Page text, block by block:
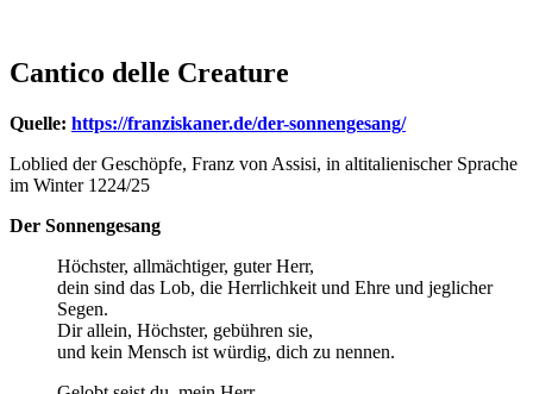
Cantico delle Creature
Quelle: https://franziskaner.de/der-sonnengesang/
Loblied der Geschöpfe, Franz von Assisi, in altitalienischer Sprache
im Winter 1224/25
Der Sonnengesang
Höchster, allmächtiger, guter Herr,
dein sind das Lob, die Herrlichkeit und Ehre und jeglicher
Segen.
Dir allein, Höchster, gebühren sie,
und kein Mensch ist würdig, dich zu nennen.